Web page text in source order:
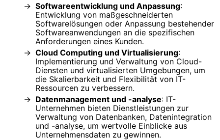
Softwareentwicklung und Anpassung:
Entwicklung von maßgeschneiderten
Softwarelösungen oder Anpassung bestehender
Softwareanwendungen an die spezifischen
Anforderungen eines Kunden.
Cloud Computing und Virtualisierung:
Implementierung und Verwaltung von Cloud-
Diensten und virtualisierten Umgebungen, um
die Skalierbarkeit und Flexibilität von IT-
Ressourcen zu verbessern.
Datenmanagement und -analyse: IT-
Unternehmen bieten Dienstleistungen zur
Verwaltung von Datenbanken, Datenintegration
und -analyse, um wertvolle Einblicke aus
Unternehmensdaten zu gewinnen.